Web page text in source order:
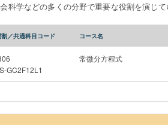
科学などの多くの分野で重要な役割を演じ
で学んだ固有値・固有ベクトルに関する基礎
進んで偏微分方程式論を学ぶための入門篇で
／共通科目コード コース名
GC2F12L1
常微分方程式